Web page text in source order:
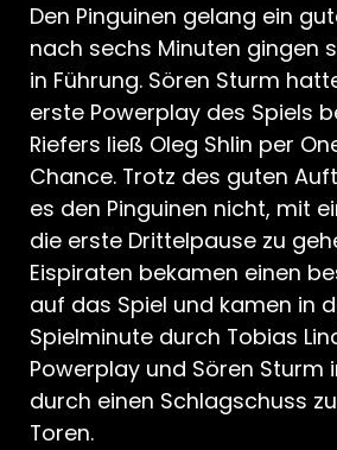
Den Pinguinen gelang ein
nach sechs Minuten gingen
in Führung. Sören Sturm
erste Powerplay des Spiels
Riefers ließ Oleg Shlin per
Chance. Trotz des guten
es den Pinguinen nicht, mit
die erste Drittelpause zu
Eispiraten bekamen einen
auf das Spiel und kamen in
Spielminute durch Tobias
Powerplay und Sören Sturm
durch einen Schlagschuss
Toren.